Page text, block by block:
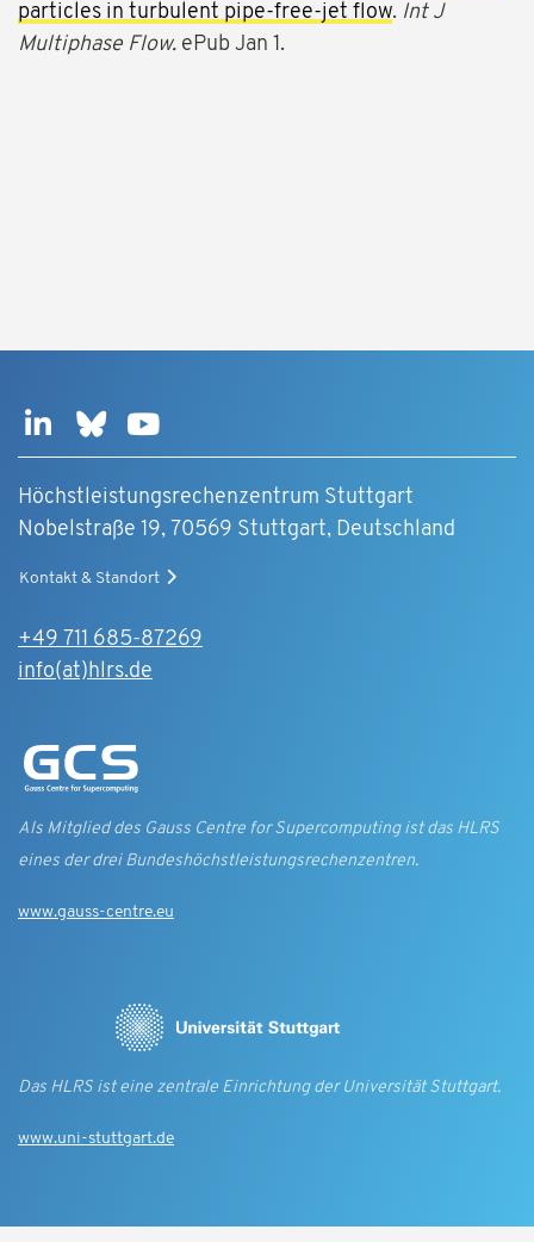
particles in turbulent pipe-free-jet flow. Int J
Multiphase Flow. ePub Jan 1.
Höchstleistungsrechenzentrum Stuttgart
Nobelstraße 19, 70569 Stuttgart, Deutschland
Kontakt & Standort
+49 711 685-87269
info(at)hlrs.de
Als Mitglied des Gauss Centre for Supercomputing ist das HLRS
eines der drei Bundes­höchst­leistungs­rechen­zentren.
www.gauss-centre.eu
Das HLRS ist eine zentrale Einrichtung der Universität Stuttgart.
www.uni-stuttgart.de